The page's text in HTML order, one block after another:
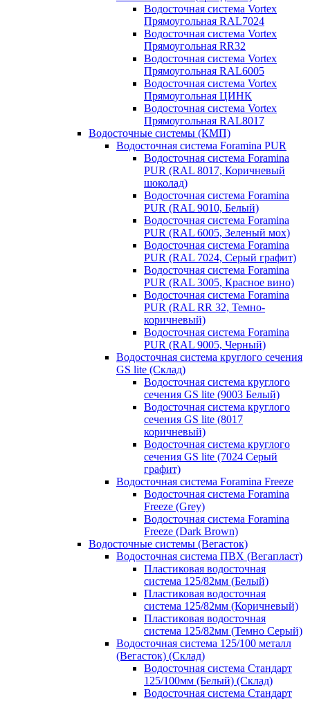
Водосточная система Vortex
Прямоугольная RAL7024
Водосточная система Vortex
Прямоугольная RR32
Водосточная система Vortex
Прямоугольная RAL6005
Водосточная система Vortex
Прямоугольная ЦИНК
Водосточная система Vortex
Прямоугольная RAL8017
Водосточные системы (КМП)
Водосточная система Foramina PUR
Водосточная система Foramina
PUR (RAL 8017, Коричневый
шоколад)
Водосточная система Foramina
PUR (RAL 9010, Белый)
Водосточная система Foramina
PUR (RAL 6005, Зеленый мох)
Водосточная система Foramina
PUR (RAL 7024, Серый графит)
Водосточная система Foramina
PUR (RAL 3005, Красное вино)
Водосточная система Foramina
PUR (RAL RR 32, Темно-
коричневый)
Водосточная система Foramina
PUR (RAL 9005, Черный)
Водосточная система круглого сечения
GS lite (Склад)
Водосточная система круглого
сечения GS lite (9003 Белый)
Водосточная система круглого
сечения GS lite (8017
коричневый)
Водосточная система круглого
сечения GS lite (7024 Серый
графит)
Водосточная система Foramina Freeze
Водосточная система Foramina
Freeze (Grey)
Водосточная система Foramina
Freeze (Dark Brown)
Водосточные системы (Вегасток)
Водосточная система ПВХ (Вегапласт)
Пластиковая водосточная
система 125/82мм (Белый)
Пластиковая водосточная
система 125/82мм (Коричневый)
Пластиковая водосточная
система 125/82мм (Темно Серый)
Водосточная система 125/100 металл
(Вегасток) (Склад)
Водосточная система Стандарт
125/100мм (Белый) (Склад)
Водосточная система Стандарт